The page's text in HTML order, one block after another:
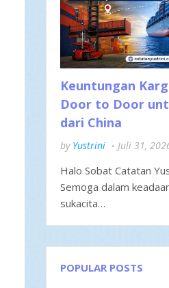
Keuntungan
Door to Door
dari China
by Yustrini Juli 31,
Halo Sobat Catatan
Semoga dalam
sukacita…
POPULAR POSTS